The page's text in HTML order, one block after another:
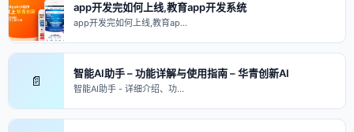
app开发完如何上线,教育app开发系统
app开发完如何上线,教育ap…
📄 智能AI助手 – 功能详解与使用指南 – 华青创新AI
智能AI助手 - 详细介绍、功…